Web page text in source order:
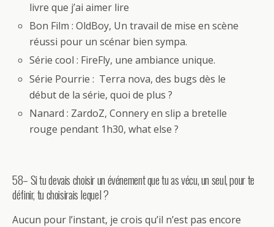
livre que j’ai aimer lire
Bon Film : OldBoy, Un travail de mise en scène
réussi pour un scénar bien sympa.
Série cool : FireFly, une ambiance unique.
Série Pourrie : Terra nova, des bugs dès le
début de la série, quoi de plus ?
Nanard : ZardoZ, Connery en slip a bretelle
rouge pendant 1h30, what else ?
58– Si tu devais choisir un événement que tu as vécu, un seul, pour te
définir, tu choisirais lequel ?
Aucun pour l’instant, je crois qu’il n’est pas encore